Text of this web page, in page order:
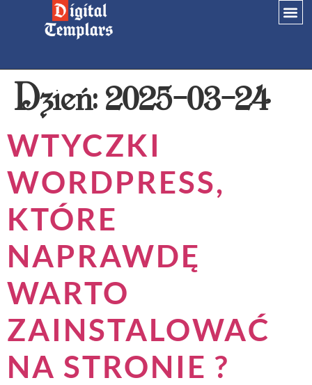
Dzień:2025-03-24
WTYCZKI
WORDPRESS,
KTÓRE
NAPRAWDĘ
WARTO
ZAINSTALOWAĆ
NA STRONIE ?